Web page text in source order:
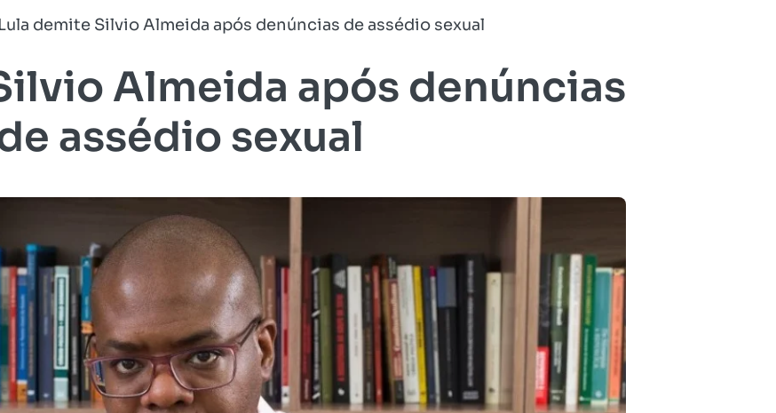
Lula demite Silvio Almeida após denúncias de assédio sexual
Almeida após denúncias
assédio sexual